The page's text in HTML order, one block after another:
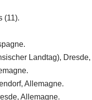
(11).
Landtag),
Allemagne.
Allemagne.